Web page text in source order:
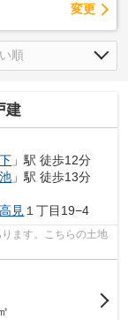
変更
建
」駅 徒歩12分
」駅 徒歩13分
高見 １丁目19−4
ます。こちらの土地